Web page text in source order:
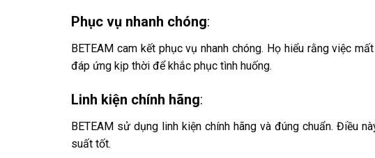
Phục vụ nhanh chóng:
BETEAM cam kết phục vụ nhanh chóng. Họ hiểu rằng việc
đáp ứng kịp thời để khắc phục tình huống.
Linh kiện chính hãng:
BETEAM sử dụng linh kiện chính hãng và đúng chuẩn. Điều
suất tốt.